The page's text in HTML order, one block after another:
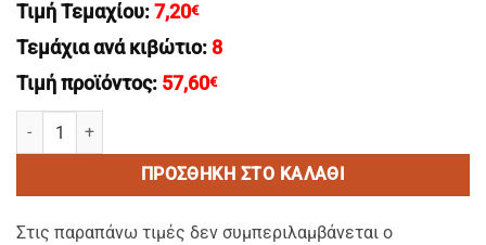
Τιμή Τεμαχίου: 7,20€
Τεμάχια ανά κιβώτιο: 8
Τιμή προϊόντος: 57,60€
KORRES-Hand Wash/Κρεμοσαπουνο Χεριων ΑΝΤΑΛΛΑΚΤΙΚΟ
ΠΡΟΣΘΉΚΗ ΣΤΟ ΚΑΛΆΘΙ
Στις παραπάνω τιμές δεν συμπεριλαμβάνεται ο